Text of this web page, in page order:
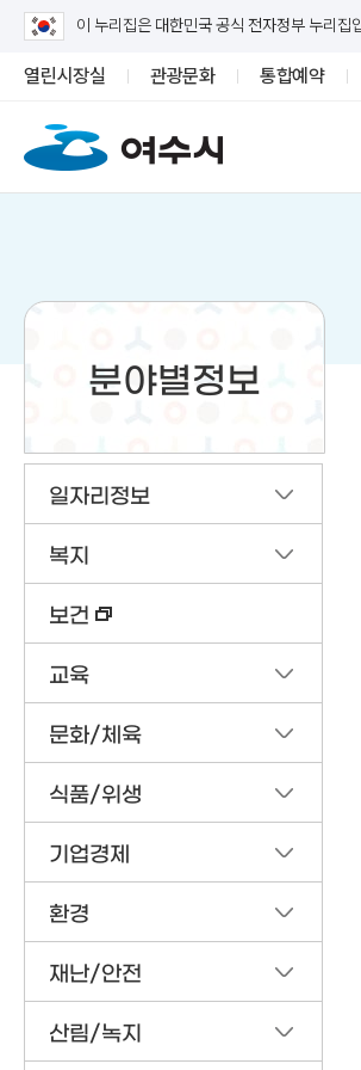
이 누리집은 대한민국 공식 전자정부 누리집
열린시장실 관광문화 통합예약
분야별정보
일자리정보
복지
보건
교육
문화/체육
식품/위생
기업경제
환경
재난/안전
산림/녹지